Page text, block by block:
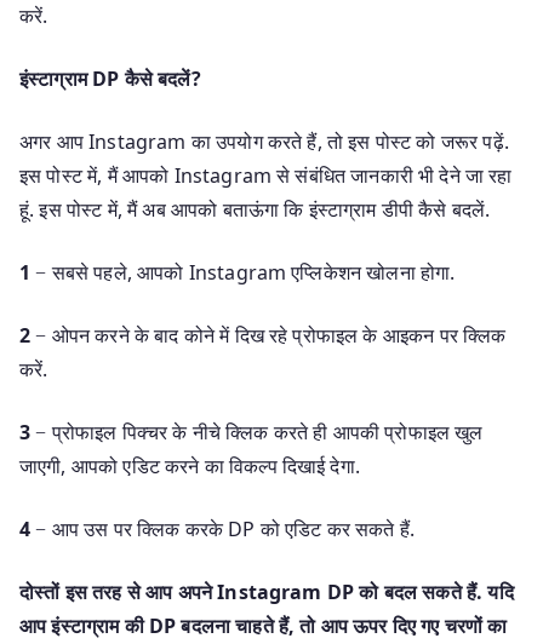
करें.
इंस्टाग्राम DP कैसे बदलें?
अगर आप Instagram का उपयोग करते हैं, तो इस पोस्ट को जरूर पढ़ें.
इस पोस्ट में, मैं आपको Instagram से संबंधित जानकारी भी देने जा रहा
हूं. इस पोस्ट में, मैं अब आपको बताऊंगा कि इंस्टाग्राम डीपी कैसे बदलें.
1 − सबसे पहले, आपको Instagram एप्लिकेशन खोलना होगा.
2− ओपन करने के बाद कोने में दिख रहे प्रोफाइल के आइकन पर क्लिक
करें.
3− प्रोफाइल पिक्चर के नीचे क्लिक करते ही आपकी प्रोफाइल खुल
जाएगी, आपको एडिट करने का विकल्प दिखाई देगा.
4− आप उस पर क्लिक करके DP को एडिट कर सकते हैं.
दोस्तों इस तरह से आप अपने Instagram DP को बदल सकते हैं. यदि
आप इंस्टाग्राम की DP बदलना चाहते हैं, तो आप ऊपर दिए गए चरणों का